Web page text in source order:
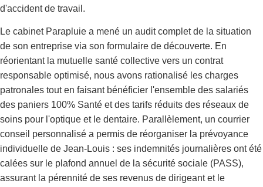
d'accident de travail.
Le cabinet Parapluie a mené un audit complet de la situation
de son entreprise via son formulaire de découverte. En
réorientant la mutuelle santé collective vers un contrat
responsable optimisé, nous avons rationalisé les charges
patronales tout en faisant bénéficier l'ensemble des salariés
des paniers 100% Santé et des tarifs réduits des réseaux de
soins pour l'optique et le dentaire. Parallèlement, un courrier
conseil personnalisé a permis de réorganiser la prévoyance
individuelle de Jean-Louis : ses indemnités journalières ont été
calées sur le plafond annuel de la sécurité sociale (PASS),
assurant la pérennité de ses revenus de dirigeant et le